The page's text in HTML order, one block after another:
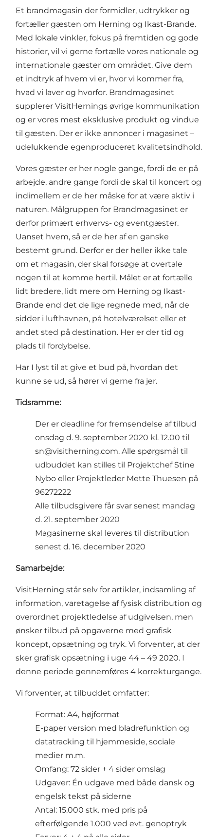
Et brandmagasin der formidler, udtrykker og
fortæller gæsten om Herning og Ikast-Brande.
Med lokale vinkler, fokus på fremtiden og gode
historier, vil vi gerne fortælle vores nationale og
internationale gæster om området. Give dem
et indtryk af hvem vi er, hvor vi kommer fra,
hvad vi laver og hvorfor. Brandmagasinet
supplerer VisitHernings øvrige kommunikation
og er vores mest eksklusive produkt og vindue
til gæsten. Der er ikke annoncer i magasinet –
udelukkende egenproduceret kvalitetsindhold.
Vores gæster er her nogle gange, fordi de er på
arbejde, andre gange fordi de skal til koncert og
indimellem er de her måske for at være aktiv i
naturen. Målgruppen for Brandmagasinet er
derfor primært erhvervs- og eventgæster.
Uanset hvem, så er de her af en ganske
bestemt grund. Derfor er der heller ikke tale
om et magasin, der skal forsøge at overtale
nogen til at komme hertil. Målet er at fortælle
lidt bredere, lidt mere om Herning og Ikast-
Brande end det de lige regnede med, når de
sidder i lufthavnen, på hotelværelset eller et
andet sted på destination. Her er der tid og
plads til fordybelse.
Har I lyst til at give et bud på, hvordan det
kunne se ud, så hører vi gerne fra jer.
Tidsramme:
Der er deadline for fremsendelse af tilbud
onsdag d. 9. september 2020 kl. 12.00 til
sn@visitherning.com. Alle spørgsmål til
udbuddet kan stilles til Projektchef Stine
Nybo eller Projektleder Mette Thuesen på
96272222
Alle tilbudsgivere får svar senest mandag
d. 21. september 2020
Magasinerne skal leveres til distribution
senest d. 16. december 2020
Samarbejde:
VisitHerning står selv for artikler, indsamling af
information, varetagelse af fysisk distribution og
overordnet projektledelse af udgivelsen, men
ønsker tilbud på opgaverne med grafisk
koncept, opsætning og tryk. Vi forventer, at der
sker grafisk opsætning i uge 44 – 49 2020. I
denne periode gennemføres 4 korrekturgange.
Vi forventer, at tilbuddet omfatter:
Format: A4, højformat
E-paper version med bladrefunktion og
datatracking til hjemmeside, sociale
medier m.m.
Omfang: 72 sider + 4 sider omslag
Udgaver: Én udgave med både dansk og
engelsk tekst på siderne
Antal: 15.000 stk. med pris på
efterfølgende 1.000 ved evt. genoptryk